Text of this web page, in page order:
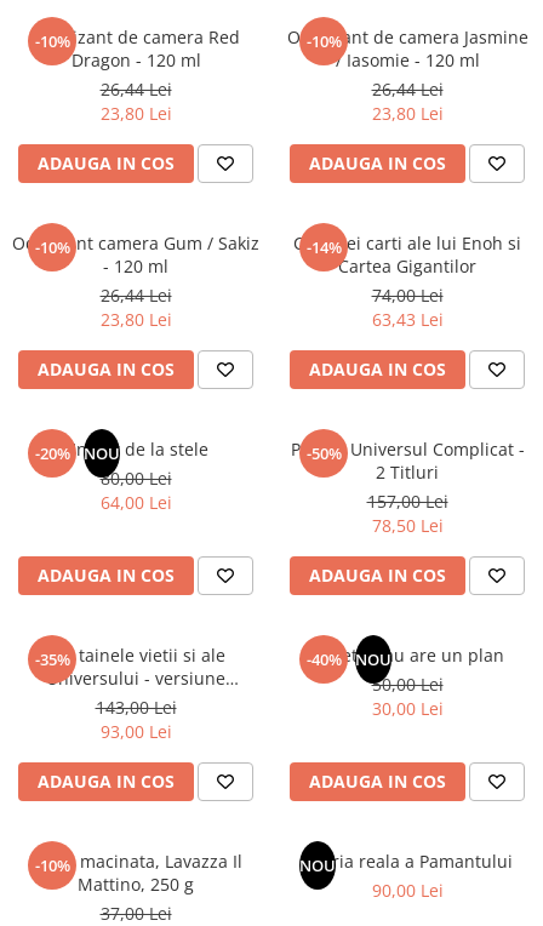
Romane de dragoste, Carti
romantice
Senzatii/Dragoste
Senzatii/Erotic
Senzatii/Suspans
Senzatii/Thriller
SF & Fantasy
Teatru
Teens Book Club
Birotica & Papetarie
Articole Birotica
Accesorii Arhivare
Instrumente de scris
Seturi birotica
Articole scolare
Caiete si Carnetele scolare
Coperti, Mape, Etichete
Ghiozdane si Penare scolare
Instrumente si Truse Geometrie
Seturi scolare
-10%
Odorizant de camera Red
Dragon - 120 ml
26,44 Lei
23,80 Lei
ADAUGA IN COS
-10%
Odorizant de camera Jasmine
/ Iasomie - 120 ml
26,44 Lei
23,80 Lei
ADAUGA IN COS
-10%
Odorizant camera Gum / Sakiz
- 120 ml
26,44 Lei
23,80 Lei
ADAUGA IN COS
-14%
Cele trei carti ale lui Enoh si
Cartea Gigantilor
74,00 Lei
63,43 Lei
ADAUGA IN COS
-20% NOU
Un dar de la stele
80,00 Lei
64,00 Lei
ADAUGA IN COS
-50%
Pachet Universul Complicat -
2 Titluri
157,00 Lei
78,50 Lei
ADAUGA IN COS
-35%
Din tainele vietii si ale
Universului - versiune
originala din 1939. Volumele I-
III.
143,00 Lei
93,00 Lei
ADAUGA IN COS
-40% NOU
Sufletul tau are un plan
50,00 Lei
30,00 Lei
ADAUGA IN COS
-10%
Cafea macinata, Lavazza Il
Mattino, 250 g
37,00 Lei
NOU
Istoria reala a Pamantului
90,00 Lei